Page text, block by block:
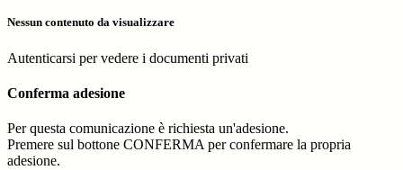
Nessun contenuto da visualizzare
Autenticarsi per vedere i documenti privati
Conferma adesione
Per questa comunicazione è richiesta un'adesione.
Premere sul bottone CONFERMA per confermare la propria
adesione.